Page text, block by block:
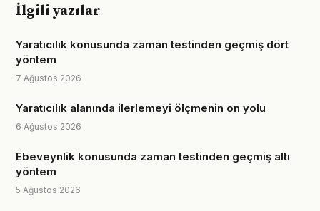
İlgili yazılar
Yaratıcılık konusunda zaman testinden geçmiş dört
yöntem
7 Ağustos 2026
Yaratıcılık alanında ilerlemeyi ölçmenin on yolu
6 Ağustos 2026
Ebeveynlik konusunda zaman testinden geçmiş altı
yöntem
5 Ağustos 2026